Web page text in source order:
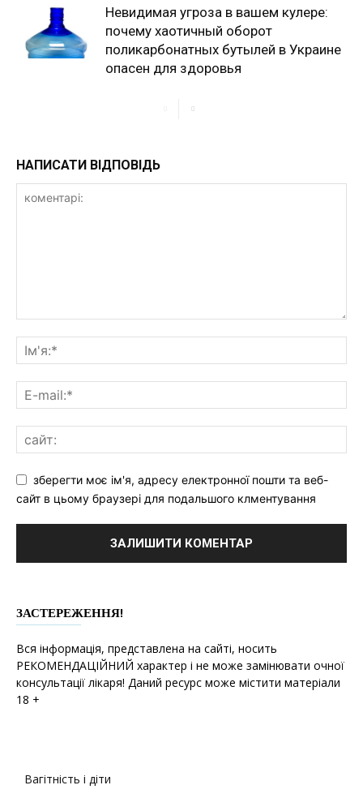
Невидимая угроза в вашем кулере:
почему хаотичный оборот
поликарбонатных бутылей в Украине
опасен для здоровья
НАПИСАТИ ВІДПОВІДЬ
зберегти моє ім'я, адресу електронної пошти та веб-
сайт в цьому браузері для подальшого клментування
ЗАСТЕРЕЖЕННЯ!
Вся інформація, представлена на сайті, носить
РЕКОМЕНДАЦІЙНИЙ характер і не може замінювати очної
консультації лікаря! Даний ресурс може містити матеріали
18 +
Вагітність і діти